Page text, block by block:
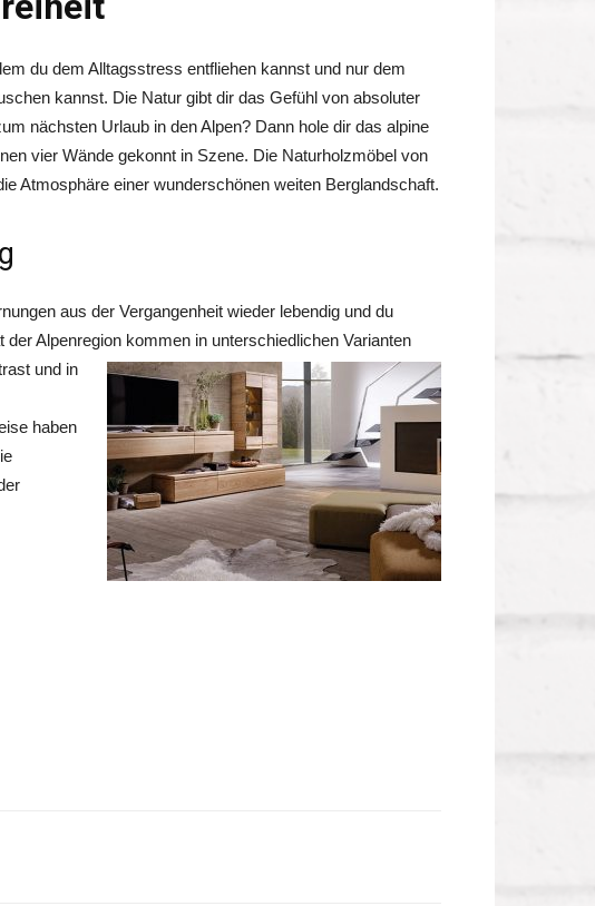
du dem Alltagsstress entfliehen kannst und nur dem
kannst. Die Natur gibt dir das Gefühl von absoluter
nächsten Urlaub in den Alpen? Dann hole dir das alpine
vier Wände gekonnt in Szene. Die Naturholzmöbel von
Atmosphäre einer wunderschönen weiten Berglandschaft.
aus der Vergangenheit wieder lebendig und du
Alpenregion kommen in unterschiedlichen Varianten
und in
haben